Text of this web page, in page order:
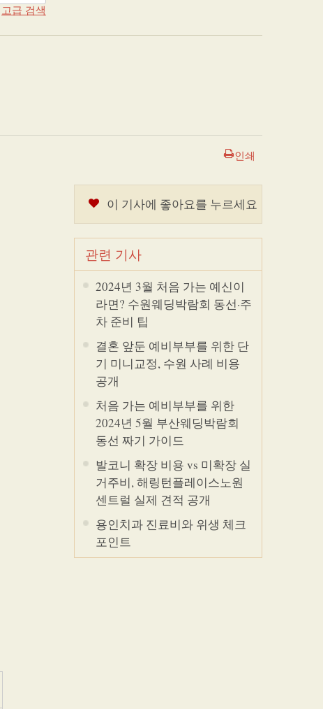
고급 검색
인쇄
이 기사에 좋아요를 누르세요
관련 기사
2024년 3월 처음 가는 예신이
라면? 수원웨딩박람회 동선·주
차 준비 팁
결혼 앞둔 예비부부를 위한 단
기 미니교정, 수원 사례 비용
공개
처음 가는 예비부부를 위한
2024년 5월 부산웨딩박람회
동선 짜기 가이드
발코니 확장 비용 vs 미확장 실
거주비, 해링턴플레이스노원
센트럴 실제 견적 공개
용인치과 진료비와 위생 체크
포인트